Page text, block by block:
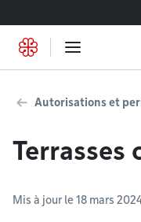
Autorisations et
Terrasses
Mis à jour le 18 mars